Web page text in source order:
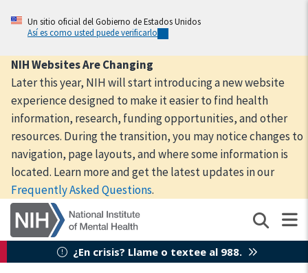
content
Un sitio oficial del Gobierno de Estados Unidos
Así es como usted puede verificarlo
NIH Websites Are Changing
Later this year, NIH will start introducing a new website
experience designed to make it easier to find health
information, research, funding opportunities, and other
resources. During the transition, you may notice changes to
navigation, page layouts, and where some information is
located. Learn more and get the latest updates in our
Frequently Asked Questions.
¿En crisis? Llame o textee al 988.